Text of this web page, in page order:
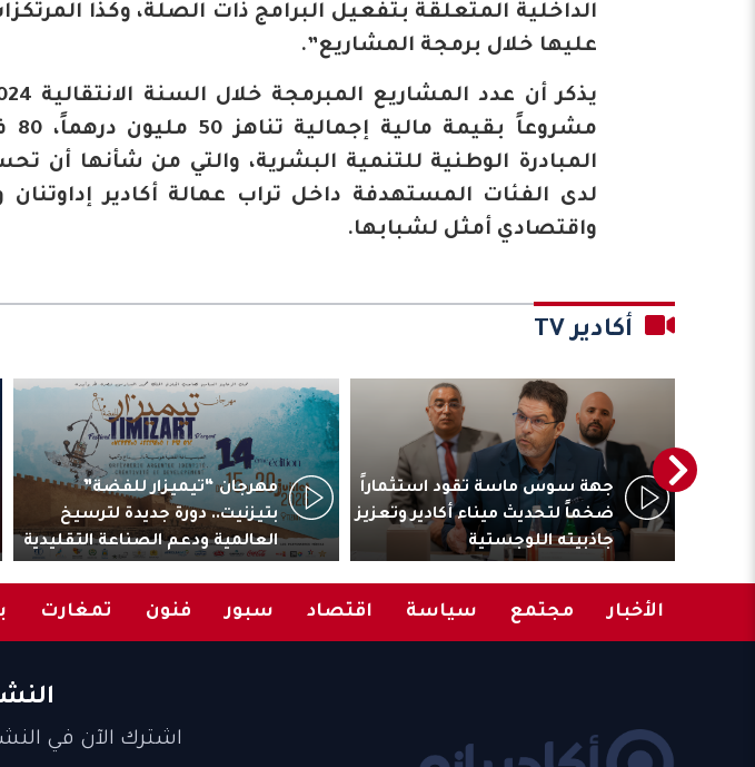
الداخلية المتعلقة بتفعيل البرامج ذات الصلة، وكذا
عليها خلال برمجة المشاريع”.
المبادرة الوطنية للتنمية البشرية، والتي من شأنها أن
لدى الفئات المستهدفة داخل تراب عمالة أكادير
واقتصادي أمثل لشبابها.
أكادير TV
جهة سوس ماسة تقود استثماراً
ضخماً لتحديث ميناء أكادير وتعزيز
جاذبيته اللوجستية
مهرجان “تيميزار للفضة”
بتيزنيت.. دورة جديدة لترسيخ
العالمية ودعم الصناعة التقليدية
الأخبار مجتمع سياسة اقتصاد سبور فنون تمغارت
اشترك الآن في